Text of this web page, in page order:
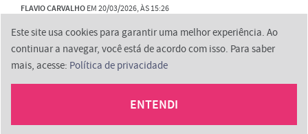
FLAVIO CARVALHOEM 20/03/2026, ÀS 15:26
2026 © ProminpTech
Este site usa cookies para garantir uma melhor experiência. Ao
continuar a navegar, você está de acordo com isso. Para saber
mais, acesse: Política de privacidade
ENTENDI